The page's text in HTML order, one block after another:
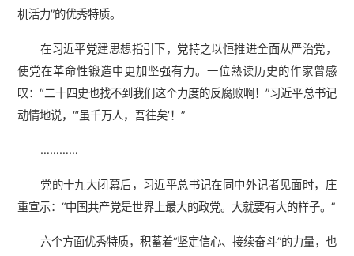
机活力”的优秀特质。
在习近平党建思想指引下，党持之以恒推进全面从严治党，
使党在革命性锻造中更加坚强有力。一位熟读历史的作家曾感
叹：“二十四史也找不到我们这个力度的反腐败啊！”习近平总书记
动情地说，“‘虽千万人，吾往矣’！”
…………
党的十九大闭幕后，习近平总书记在同中外记者见面时，庄
重宣示：“中国共产党是世界上最大的政党。大就要有大的样子。”
六个方面优秀特质，积蓄着“坚定信心、接续奋斗”的力量，也